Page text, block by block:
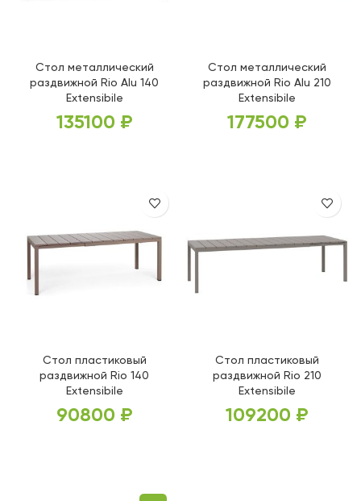
Стол металлический
раздвижной Rio Alu 140
Extensibile
135100 ₽
Стол металлический
раздвижной Rio Alu 210
Extensibile
177500 ₽
Стол пластиковый
раздвижной Rio 140
Extensibile
90800 ₽
Стол пластиковый
раздвижной Rio 210
Extensibile
109200 ₽